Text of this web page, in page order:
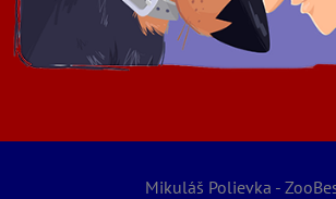
Mikuláš Polievka -